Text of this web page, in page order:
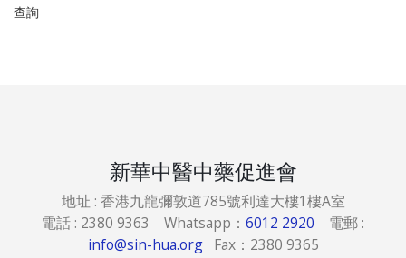
查詢
新華中醫中藥促進會
地址 : 香港九龍彌敦道785號利達大樓1樓A室
電話 : 2380 9363 Whatsapp： 6012 2920 電郵 :
info@sin-hua.orgFax：2380 9365